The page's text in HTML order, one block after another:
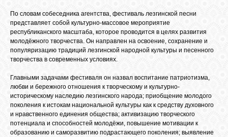
О САЙТЕ
ВИДЕО
МУЗЫКА
По словам собеседника агентства, фестиваль лезгинской песни
представляет собой культурно-массовое мероприятие
республиканского масштаба, которое проводится в целях развития
молодёжного творчества. Он направлен на освоение, сохранение и
популяризацию традиций лезгинской народной культуры и песенного
творчества в современных условиях.
Главными задачами фестиваля он назвал воспитание патриотизма,
любви и бережного отношения к творческому и культурно-
историческому наследию лезгинского народа; приобщение молодого
поколения к истокам национальной культуры как к средству духовного
и нравственного единения общества; активизацию творческого
потенциала и способностей молодёжи, повышение мотивации к
образованию и саморазвитию подрастающего поколения; выявление